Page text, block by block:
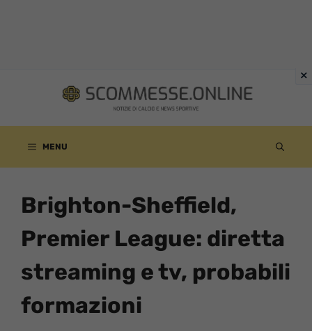
contenuto
MENU
Brighton-Sheffield,
Premier League: diretta
streaming e tv, probabili
formazioni